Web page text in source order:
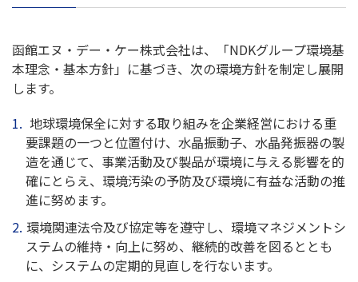
函館エヌ・デー・ケー株式会社は、「NDKグループ環境基
本理念・基本方針」に基づき、次の環境方針を制定し展開
します。
地球環境保全に対する取り組みを企業経営における重
要課題の一つと位置付け、水晶振動子、水晶発振器の製
造を通じて、事業活動及び製品が環境に与える影響を的
確にとらえ、環境汚染の予防及び環境に有益な活動の推
進に努めます。
環境関連法令及び協定等を遵守し、環境マネジメントシ
ステムの維持・向上に努め、継続的改善を図るととも
に、システムの定期的見直しを行ないます。